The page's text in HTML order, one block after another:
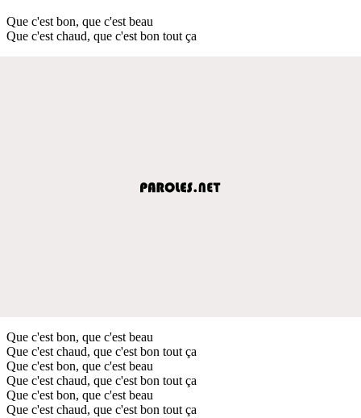
Que c'est bon, que c'est beau
Que c'est chaud, que c'est bon tout ça
Que c'est bon, que c'est beau
Que c'est chaud, que c'est bon tout ça
Que c'est bon, que c'est beau
Que c'est chaud, que c'est bon tout ça
Que c'est bon, que c'est beau
Que c'est chaud, que c'est bon tout ça